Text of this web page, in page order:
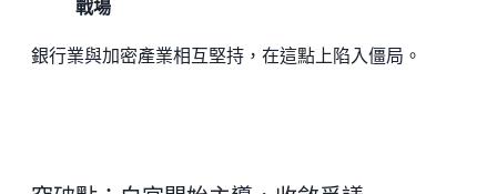
戰場
銀行業與加密產業相互堅持，在這點上陷入僵局。